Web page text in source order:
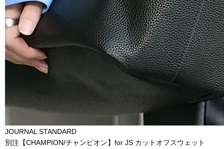
JOURNAL STANDARD
別注【CHAMPION/チャンピオン】for JS カットオフスウェット